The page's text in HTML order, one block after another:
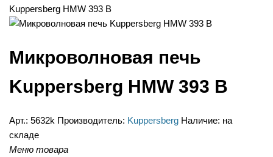
Kuppersberg HMW 393 B
Микроволновая печь
Kuppersberg HMW 393 B
Арт.: 5632k Производитель: Kuppersberg Наличие: на
складе
Меню товара